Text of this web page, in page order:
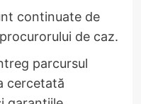
continuate de
de caz.
parcursul
cercetată